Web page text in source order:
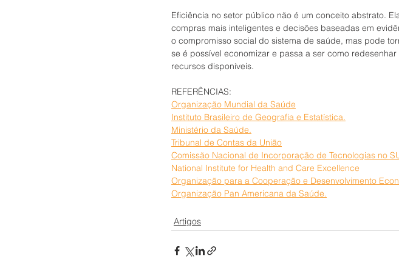
Eficiência no setor público não é um conceito abstrato.
compras mais inteligentes e decisões baseadas em
o compromisso social do sistema de saúde, mas pode
se é possível economizar e passa a ser como
recursos disponíveis.
REFERÊNCIAS:
Organização Mundial da Saúde
Instituto Brasileiro de Geografia e Estatística.
Ministério da Saúde.
Tribunal de Contas da União
Comissão Nacional de Incorporação de Tecnologias no
National Institute for Health and Care Excellence
Organização para a Cooperação e Desenvolvimento
Organização Pan Americana da Saúde.
Artigos